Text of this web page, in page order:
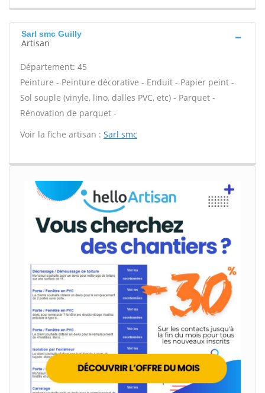
Sarl smc Guilly
Artisan
Département: 45
Peinture - Peinture décorative - Enduit - Papier peint -
Sol souple (vinyle, lino, dalles PVC, etc) - Parquet -
Rénovation de parquet -
Voir la fiche artisan : Sarl smc